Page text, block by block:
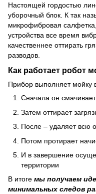
Настоящей гордостью
уборочный блок. К так
микрофибровая
устройства все время
качественнее оттирать
разводов.
Как работает робот
Прибор выполняет мойку
Сначала он
Затем оттирает
После – удаляет всю
Потом протирает
И в завершение
территории
В итоге мы получаем
минимальных следов